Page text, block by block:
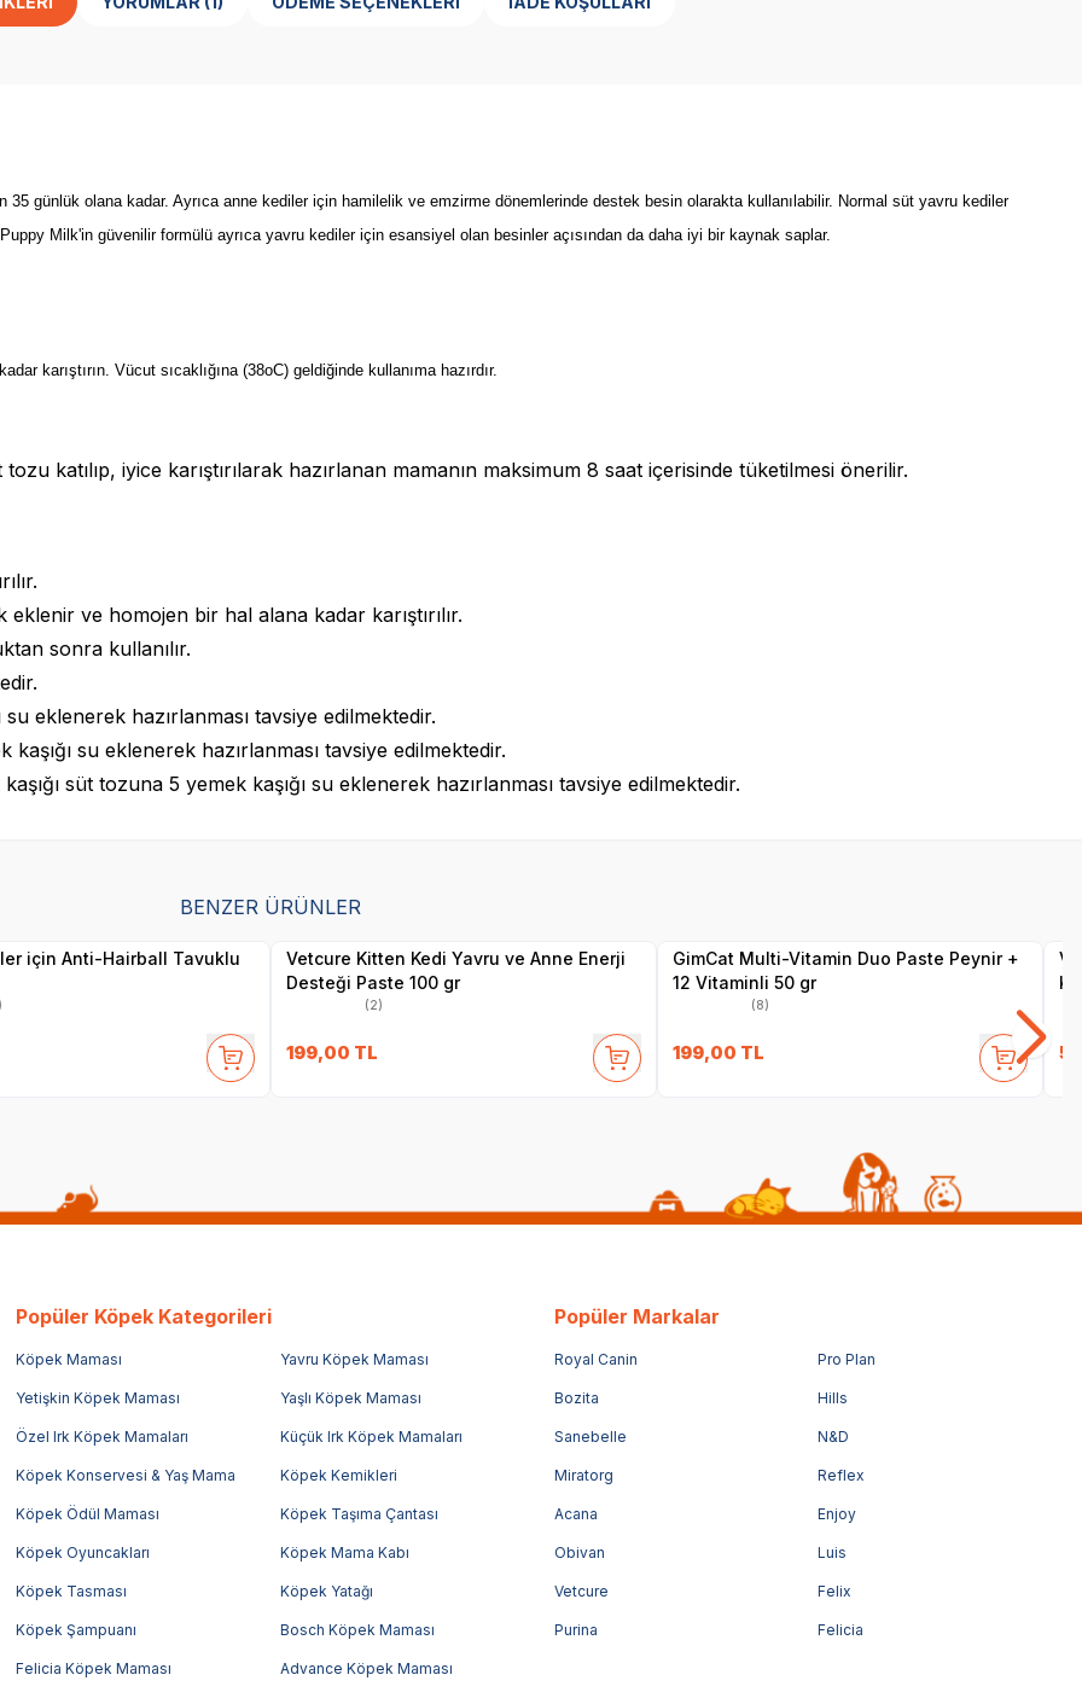
günlük olana kadar. Ayrıca anne kediler için hamilelik ve emzirme dönemlerinde destek besin olarakta kullanılabilir. Normal süt yavru kediler
Milk'in güvenilir formülü ayrıca yavru kediler için esansiyel olan besinler açısından da daha iyi bir kaynak saplar.
karıştırın. Vücut sıcaklığına (38oC) geldiğinde kullanıma hazırdır.
katılıp, iyice karıştırılarak hazırlanan mamanın maksimum 8 saat içerisinde tüketilmesi önerilir.
ve homojen bir hal alana kadar karıştırılır.
sonra kullanılır.
su eklenerek hazırlanması tavsiye edilmektedir.
su eklenerek hazırlanması tavsiye edilmektedir.
süt tozuna 5 yemek kaşığı su eklenerek hazırlanması tavsiye edilmektedir.
BENZER ÜRÜNLER
için Anti-Hairball Tavuklu
Vetcure Kitten Kedi Yavru ve Anne Enerji
Desteği Paste 100 gr
(2)
199,00 TL
GimCat Multi-Vitamin Duo Paste Peynir +
12 Vitaminli 50 gr
(8)
199,00 TL
Popüler Köpek Kategorileri
Köpek Maması Yavru Köpek Maması
Yetişkin Köpek Maması Yaşlı Köpek Maması
Özel Irk Köpek Mamaları Küçük Irk Köpek Mamaları
Köpek Konservesi & Yaş Mama Köpek Kemikleri
Köpek Ödül Maması Köpek Taşıma Çantası
Köpek Oyuncakları Köpek Mama Kabı
Köpek Tasması Köpek Yatağı
Köpek Şampuanı Bosch Köpek Maması
Felicia Köpek Maması Advance Köpek Maması
Popüler Markalar
Royal Canin Pro Plan
Bozita Hills
Sanebelle N&D
Miratorg Reflex
Acana Enjoy
Obivan Luis
Vetcure Felix
Purina Felicia